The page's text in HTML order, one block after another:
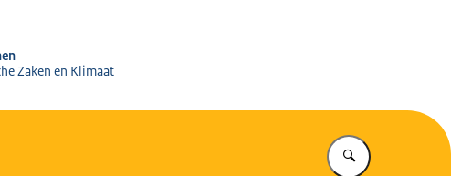
Zaken en Klimaat
Vul in wat u